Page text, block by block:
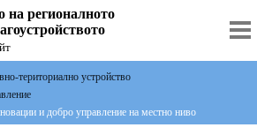
на регионалното
териториално устройство
и добро управление на местно ниво